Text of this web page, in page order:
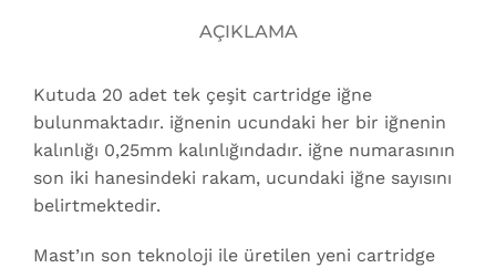
AÇIKLAMA
Kutuda 20 adet tek çeşit cartridge iğne
bulunmaktadır. iğnenin ucundaki her bir iğnenin
kalınlığı 0,25mm kalınlığındadır. iğne numarasının
son iki hanesindeki rakam, ucundaki iğne sayısını
belirtmektedir.
Mast’ın son teknoloji ile üretilen yeni cartridge